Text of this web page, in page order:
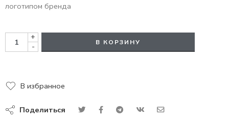
логотипом бренда
+
-
В КОРЗИНУ
В избранное
Поделиться